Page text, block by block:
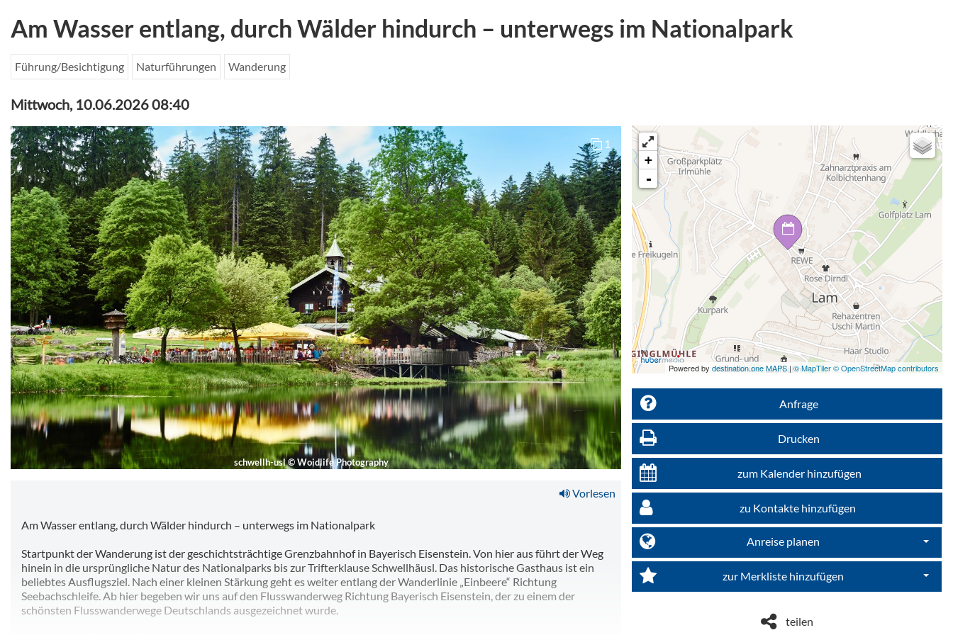
Am Wasser entlang, durch Wälder hindurch – unterwegs im Nationalpark
Führung/Besichtigung Naturführungen Wanderung
Mittwoch, 10.06.2026 08:40
schwellh-usl©Woidlife Photography
1
Vorlesen
Am Wasser entlang, durch Wälder hindurch – unterwegs im Nationalpark
Startpunkt der Wanderung ist der geschichtsträchtige Grenzbahnhof in Bayerisch Eisenstein. Von hier aus führt der Weg
hinein in die ursprüngliche Natur des Nationalparks bis zur Trifterklause Schwellhäusl. Das historische Gasthaus ist ein
beliebtes Ausflugsziel. Nach einer kleinen Stärkung geht es weiter entlang der Wanderlinie „Einbeere“ Richtung
Seebachschleife. Ab hier begeben wir uns auf den Flusswanderweg Richtung Bayerisch Eisenstein, der zu einem der
schönsten Flusswanderwege Deutschlands ausgezeichnet wurde.
+
-
Powered by destination.one MAPS|© MapTiler © OpenStreetMap contributors
Anfrage
Drucken
zum Kalender hinzufügen
zu Kontakte hinzufügen
Anreise planen
zur Merkliste hinzufügen
teilen